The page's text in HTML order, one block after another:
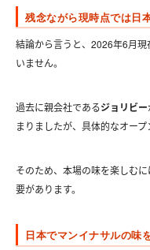
残念ながら現時点では日
結論から言うと、2026年6月現
いません。
過去に親会社であるジョリビー
まりましたが、具体的なオープ
そのため、本場の味を楽しむ
要があります。
日本でマンイナサルの味